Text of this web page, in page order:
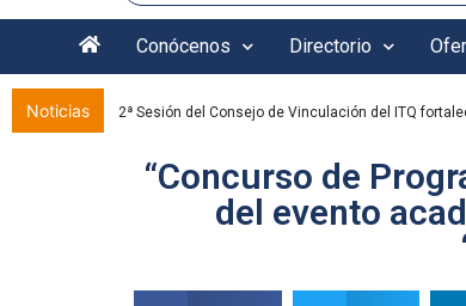
accesibilidad.
para
Conócenos Directorio
Noticias 2ª Sesión del Consejo de Vinculación del ITQ
“Concurso de
del evento